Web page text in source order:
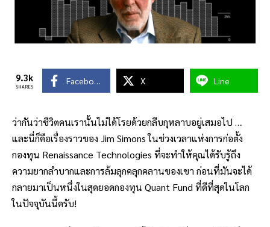
9.3k
SHARES
Facebook X Line
ว่ากันว่าชีวิตคนเรานั้นไม่ได้โรยด้วยกลีบกุหลาบอยู่เสมอไป …
และนี่ก็คือเรื่องราวของ Jim Simons ในช่วงเวลาแห่งการก่อตั้ง
กองทุน Renaissance Technologies ที่จะทำให้คุณได้รับรู้ถึง
ความยากลำบากและการล้มลุกคลุกคลานของเขา ก่อนที่มันจะได้
กลายมาเป็นหนึ่งในสุดยอดกองทุน Quant Fund ที่ดีที่สุดในโลก
ในปัจจุบันนี้ครับ!